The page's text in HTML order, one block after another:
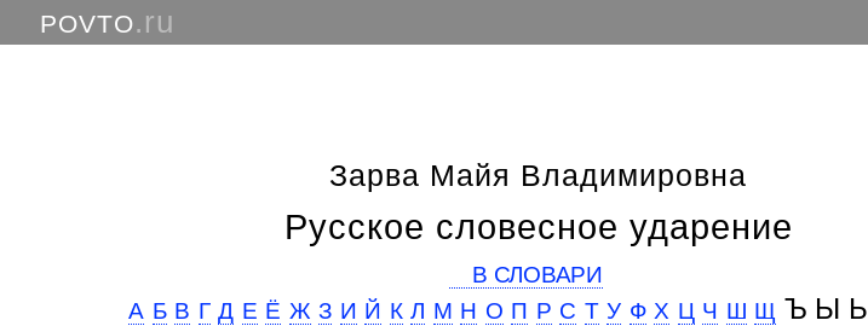
POVTO.ru
Зарва Майя Владимировна
Русское словесное ударение
В СЛОВАРИ
А Б В Г Д Е Ё Ж З И Й К Л М Н О П Р С Т У Ф Х Ц Ч Ш Щ Ъ Ы Ь